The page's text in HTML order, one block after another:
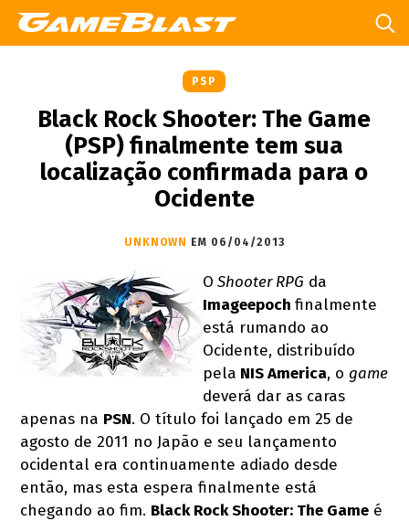
PSP
Black Rock Shooter: The Game
(PSP) finalmente tem sua
localização confirmada para o
Ocidente
UNKNOWN EM 06/04/2013
O Shooter RPG da
Imageepochfinalmente
está rumando ao
Ocidente, distribuído
pela NIS America, ogame
deverá dar as caras
apenas na PSN. O título foi lançado em 25 de
agosto de 2011 no Japão e seu lançamento
ocidental era continuamente adiado desde
então, mas esta espera finalmente está
chegando ao fim. Black Rock Shooter: The Game é